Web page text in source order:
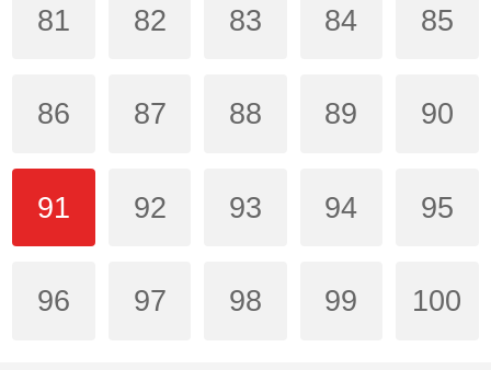
81 82 83 84 85
86 87 88 89 90
91 92 93 94 95
96 97 98 99 100